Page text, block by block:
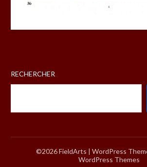
RECHERCHER
©2026 FieldArts | WordPress
WordPress Themes